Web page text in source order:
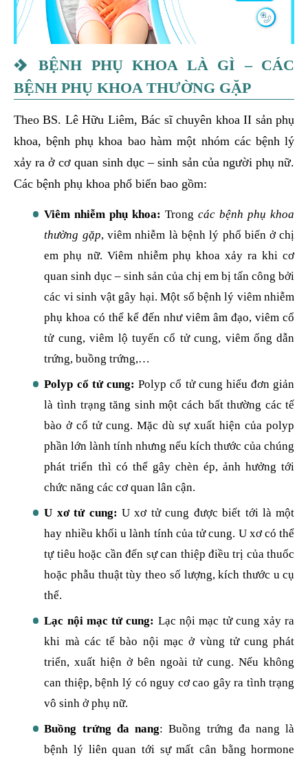
BỆNH PHỤ KHOA LÀ GÌ – CÁC
BỆNH PHỤ KHOA THƯỜNG GẶP
Theo BS. Lê Hữu Liêm, Bác sĩ chuyên khoa II sản phụ
khoa, bệnh phụ khoa bao hàm một nhóm các bệnh lý
xảy ra ở cơ quan sinh dục – sinh sản của người phụ nữ.
Các bệnh phụ khoa phổ biến bao gồm:
Viêm nhiễm phụ khoa: Trongcác bệnh phụ khoa
thường gặp, viêm nhiễm là bệnh lý phổ biến ở chị
em phụ nữ. Viêm nhiễm phụ khoa xảy ra khi cơ
quan sinh dục – sinh sản của chị em bị tấn công bởi
các vi sinh vật gây hại. Một số bệnh lý viêm nhiễm
phụ khoa có thể kể đến như viêm âm đạo, viêm cổ
tử cung, viêm lộ tuyến cổ tử cung, viêm ống dẫn
trứng, buồng trứng,…
Polyp cổ tử cung: Polyp cổ tử cung hiểu đơn giản
là tình trạng tăng sinh một cách bất thường các tế
bào ở cổ tử cung. Mặc dù sự xuất hiện của polyp
phần lớn lành tính nhưng nếu kích thước của chúng
phát triển thì có thể gây chèn ép, ảnh hưởng tới
chức năng các cơ quan lân cận.
U xơ tử cung:U xơ tử cung được biết tới là một
hay nhiều khối u lành tính của tử cung. U xơ có thể
tự tiêu hoặc cần đến sự can thiệp điều trị của thuốc
hoặc phẫu thuật tùy theo số lượng, kích thước u cụ
thể.
Lạc nội mạc tử cung: Lạc nội mạc tử cung xảy ra
khi mà các tế bào nội mạc ở vùng tử cung phát
triển, xuất hiện ở bên ngoài tử cung. Nếu không
can thiệp, bệnh lý có nguy cơ cao gây ra tình trạng
vô sinh ở phụ nữ.
Buồng trứng đa nang: Buồng trứng đa nang là
bệnh lý liên quan tới sự mất cân bằng hormone